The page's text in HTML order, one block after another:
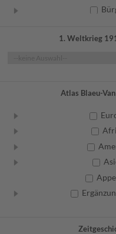
1. Weltkrieg
Atlas Blaeu-